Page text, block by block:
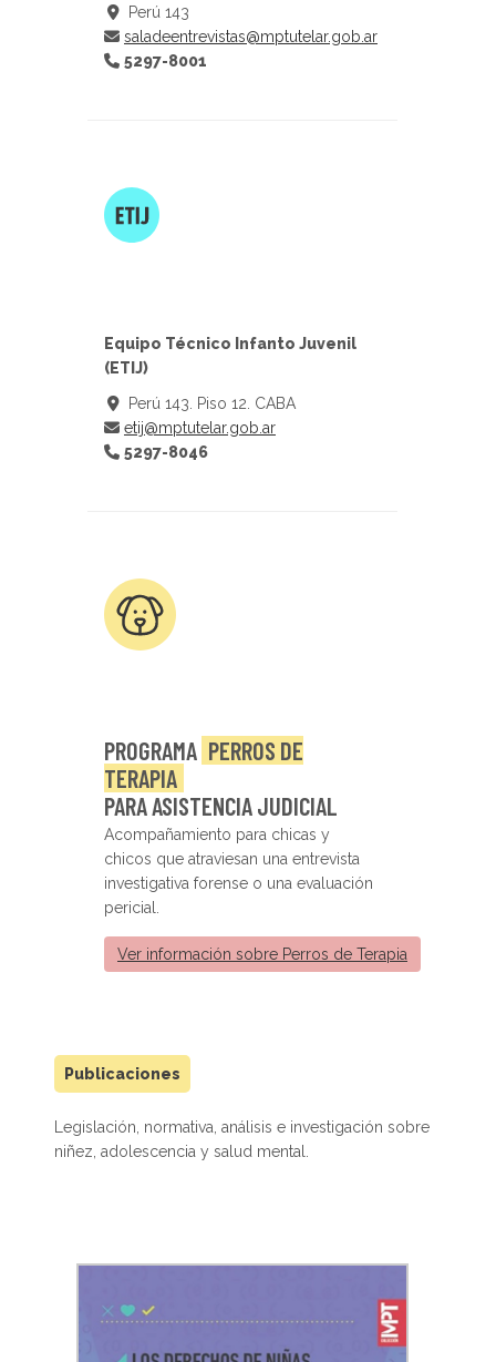
Perú 143
saladeentrevistas@mptutelar.gob.ar
5297-8001
Equipo Técnico Infanto Juvenil
(ETIJ)
Perú 143. Piso 12. CABA
etij@mptutelar.gob.ar
5297-8046
PROGRAMA PERROS DE
TERAPIA
PARA ASISTENCIA JUDICIAL
Acompañamiento para chicas y
chicos que atraviesan una entrevista
investigativa forense o una evaluación
pericial.
Ver información sobre Perros de Terapia
Publicaciones
Legislación, normativa, análisis e investigación sobre
niñez, adolescencia y salud mental.